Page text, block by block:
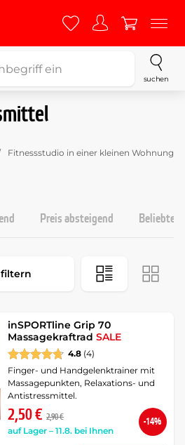
suchen
Fitnessstudio in einer kleinen Wohnung
Preis absteigend
inSPORTline Grip 70
MassagekraftradSALE
4.8 (4)
Finger- und Handgelenktrainer mit
Massagepunkten, Relaxations- und
Antistressmittel.
2,50 € 2,90 €
auf Lager – 11.8. bei Ihnen
-14%